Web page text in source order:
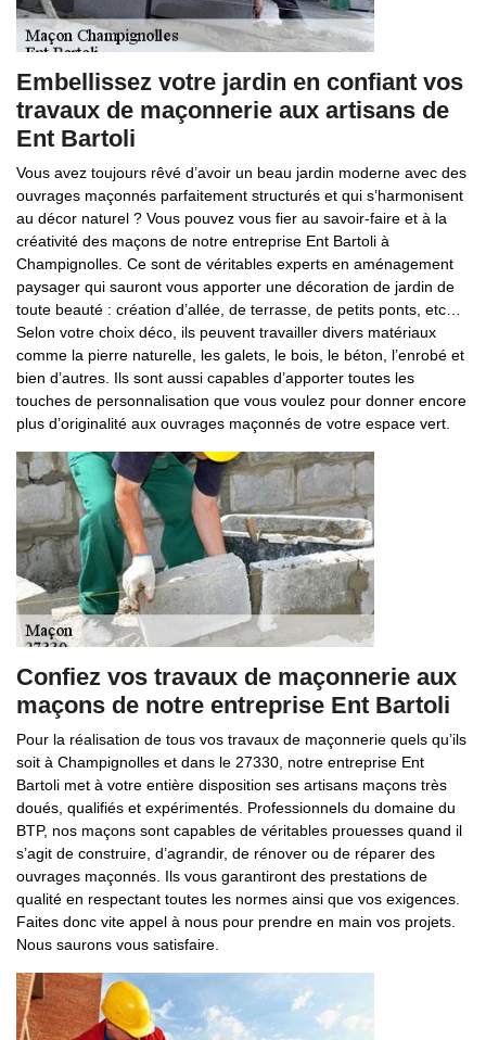
Embellissez votre jardin en confiant vos
travaux de maçonnerie aux artisans de
Ent Bartoli
Vous avez toujours rêvé d’avoir un beau jardin moderne avec des
ouvrages maçonnés parfaitement structurés et qui s’harmonisent
au décor naturel ? Vous pouvez vous fier au savoir-faire et à la
créativité des maçons de notre entreprise Ent Bartoli à
Champignolles. Ce sont de véritables experts en aménagement
paysager qui sauront vous apporter une décoration de jardin de
toute beauté : création d’allée, de terrasse, de petits ponts, etc…
Selon votre choix déco, ils peuvent travailler divers matériaux
comme la pierre naturelle, les galets, le bois, le béton, l’enrobé et
bien d’autres. Ils sont aussi capables d’apporter toutes les
touches de personnalisation que vous voulez pour donner encore
plus d’originalité aux ouvrages maçonnés de votre espace vert.
Confiez vos travaux de maçonnerie aux
maçons de notre entreprise Ent Bartoli
Pour la réalisation de tous vos travaux de maçonnerie quels qu’ils
soit à Champignolles et dans le 27330, notre entreprise Ent
Bartoli met à votre entière disposition ses artisans maçons très
doués, qualifiés et expérimentés. Professionnels du domaine du
BTP, nos maçons sont capables de véritables prouesses quand il
s’agit de construire, d’agrandir, de rénover ou de réparer des
ouvrages maçonnés. Ils vous garantiront des prestations de
qualité en respectant toutes les normes ainsi que vos exigences.
Faites donc vite appel à nous pour prendre en main vos projets.
Nous saurons vous satisfaire.